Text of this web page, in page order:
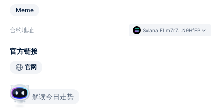
Meme
合约地址 Solana:ELm7r7...N9HfEP
官方链接
官网
解读今日走势